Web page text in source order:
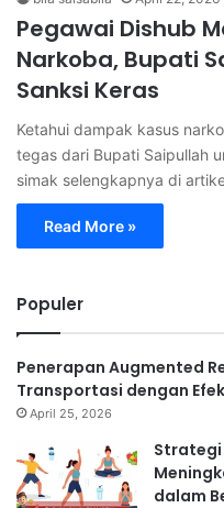
Pegawai Dishub
Narkoba, Bupati
Sanksi Keras
Ketahui dampak kasus
tegas dari Bupati Saipullah
simak selengkapnya di
Read More »
Populer
Penerapan Augmented
Transportasi dengan
April 25, 2026
Strategi
dalam